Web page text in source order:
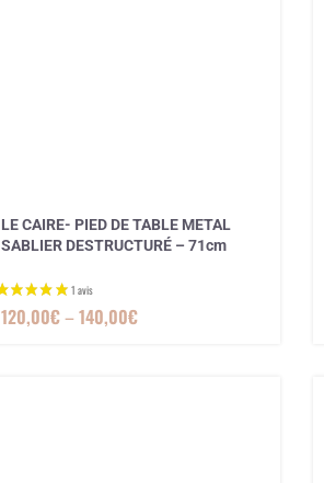
LE CAIRE- PIED DE TABLE METAL
SABLIER DESTRUCTURÉ – 71cm
120,00€–140,00€